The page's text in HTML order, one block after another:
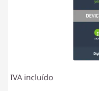
IVA incluído